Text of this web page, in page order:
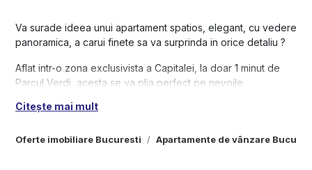
Oferte imobiliare Bucuresti Apartamente de vânzare
Va surade ideea unui apartament spatios, elegant, cu vedere
panoramica, a carui finete sa va surprinda in orice detaliu ?
Aflat intr-o zona exclusivista a Capitalei, la doar 1 minut de
Parcul Verdi, acesta se va plia perfect pe nevoile
utilul cu luxul si eleganta.
One Verdi Park este format din cele mai inalte doua turnuri
Citește mai mult